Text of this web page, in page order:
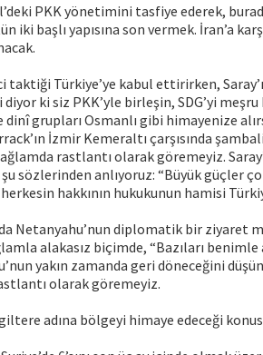
PKK yönetimini tasfiye ederek,
iki başlı yapısına son vermek. İran’a
taktiği Türkiye’ye kabul ettirirken,
diyor ki siz PKK’yle birleşin, SDG’yi
grupları Osmanlı gibi himayenize
İzmir Kemeraltı çarşısında
rastlantı olarak göremeyiz.
sözlerinden anlıyoruz: “Büyük güçler
hakkının hukukunun hamisi
Netanyahu’nun diplomatik bir ziyaret
alakasız biçimde, “Bazıları benimle
yakın zamanda geri döneceğini
olarak göremeyiz.
adına bölgeyi himaye edeceği